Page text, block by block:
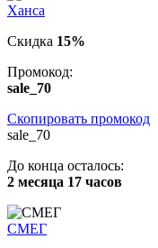
Ханса
Скидка 15%
Промокод:
sale_70
Скопировать промокод
sale_70
До конца осталось:
2 месяца 17 часов
СМЕГ